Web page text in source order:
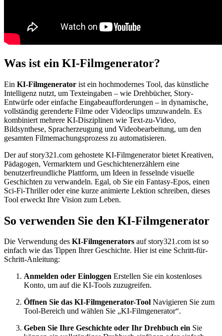
Was ist ein KI-Filmgenerator?
Ein KI-Filmgenerator ist ein hochmodernes Tool, das künstliche
Intelligenz nutzt, um Texteingaben – wie Drehbücher, Story-
Entwürfe oder einfache Eingabeaufforderungen – in dynamische,
vollständig gerenderte Filme oder Videoclips umzuwandeln. Es
kombiniert mehrere KI-Disziplinen wie Text-zu-Video,
Bildsynthese, Spracherzeugung und Videobearbeitung, um den
gesamten Filmemachungsprozess zu automatisieren.
Der auf story321.com gehostete KI-Filmgenerator bietet Kreativen,
Pädagogen, Vermarktern und Geschichtenerzählern eine
benutzerfreundliche Plattform, um Ideen in fesselnde visuelle
Geschichten zu verwandeln. Egal, ob Sie ein Fantasy-Epos, einen
Sci-Fi-Thriller oder eine kurze animierte Lektion schreiben, dieses
Tool erweckt Ihre Vision zum Leben.
So verwenden Sie den KI-Filmgenerator
Die Verwendung des KI-Filmgenerators auf story321.com ist so
einfach wie das Tippen Ihrer Geschichte. Hier ist eine Schritt-für-
Schritt-Anleitung:
Anmelden oder Einloggen Erstellen Sie ein kostenloses
Konto, um auf die KI-Tools zuzugreifen.
Öffnen Sie das KI-Filmgenerator-Tool Navigieren Sie zum
Tool-Bereich und wählen Sie „KI-Filmgenerator“.
Geben Sie Ihre Geschichte oder Ihr Drehbuch ein Sie